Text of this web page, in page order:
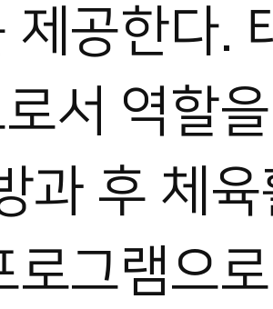
제공한다.
서 역할
과 후 체
로그램으
진흥기본계획 #태권도